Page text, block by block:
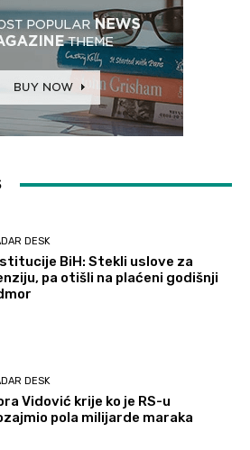
DESK
BiH: Stekli uslove za
pa otišli na plaćeni godišnji
DESK
Vidović krije ko je RS-u
pola milijarde maraka